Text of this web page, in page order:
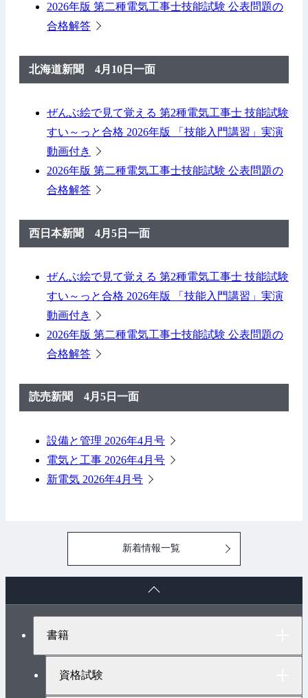
2026年版 第二種電気工事士技能試験 公表問題の
合格解答
北海道新聞 4月10日一面
ぜんぶ絵で見て覚える 第2種電気工事士 技能試験
すい～っと合格 2026年版 「技能入門講習」実演
動画付き
2026年版 第二種電気工事士技能試験 公表問題の
合格解答
西日本新聞 4月5日一面
ぜんぶ絵で見て覚える 第2種電気工事士 技能試験
すい～っと合格 2026年版 「技能入門講習」実演
動画付き
2026年版 第二種電気工事士技能試験 公表問題の
合格解答
読売新聞 4月5日一面
設備と管理 2026年4月号
電気と工事 2026年4月号
新電気 2026年4月号
新着情報一覧
書籍
資格試験